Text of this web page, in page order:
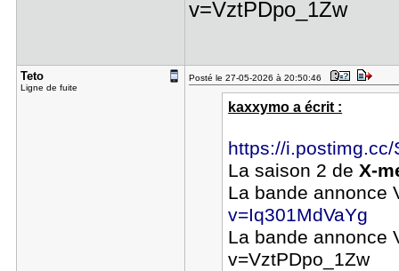
v=VztPDpo_1Zw
Teto
Ligne de fuite
Posté le 27-05-2026 à 20:50:46
kaxxymo a écrit :
https://
La saison 2 deX-
La bande annonce
v=Iq301MdVaYg
La bande annonce
v=VztPDpo_1Zw